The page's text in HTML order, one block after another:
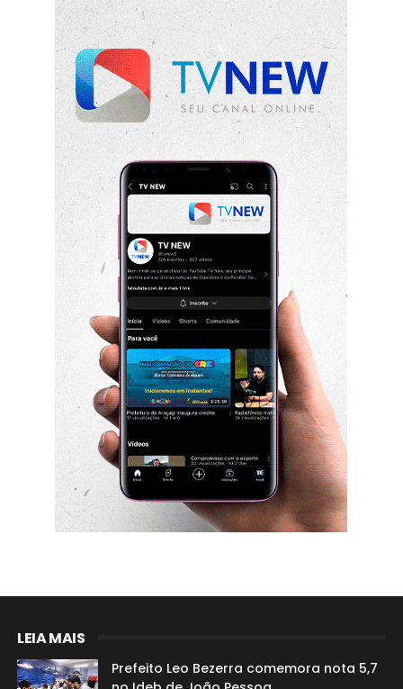
LEIA MAIS
Prefeito Leo Bezerra comemora nota 5,7